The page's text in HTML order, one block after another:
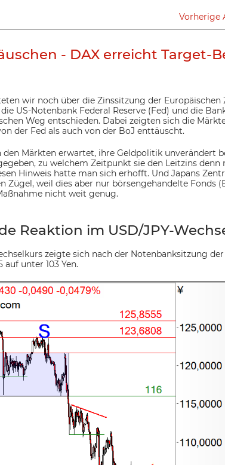
Vorherige
- DAX erreicht Target-
wir noch über die Zinssitzung der Europäischen
US-Notenbank Federal Reserve (Fed) und die
Weg entschieden. Dabei zeigten sich die
der Fed als auch von der BoJ enttäuscht.
den Märkten erwartet, ihre Geldpolitik unverändert
zu welchem Zeitpunkt sie den Leitzins denn
Hinweis hatte man sich erhofft. Und Japans
Zügel, weil dies aber nur börsengehandelte Fonds
nicht weit genug.
Reaktion im USD/JPY-
zeigte sich nach der Notenbanksitzung
auf unter 103 Yen.